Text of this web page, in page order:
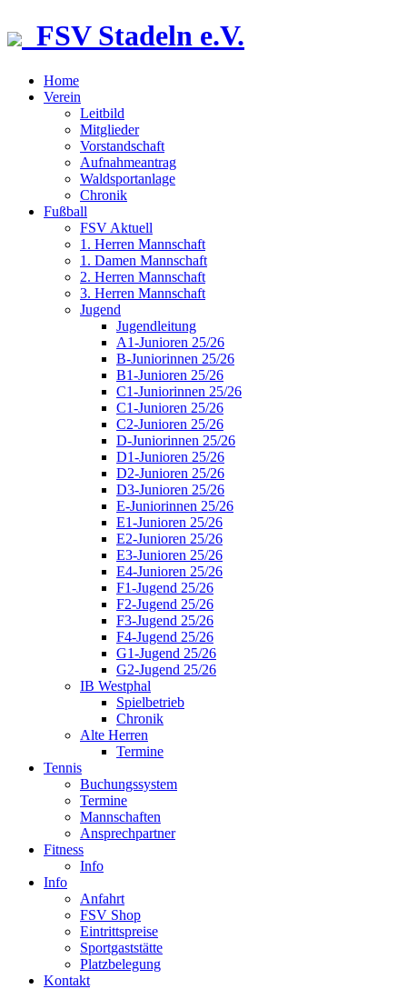
FSV Stadeln e.V.
Home
Verein
Leitbild
Mitglieder
Vorstandschaft
Aufnahmeantrag
Waldsportanlage
Chronik
Fußball
FSV Aktuell
1. Herren Mannschaft
1. Damen Mannschaft
2. Herren Mannschaft
3. Herren Mannschaft
Jugend
Jugendleitung
A1-Junioren 25/26
B-Juniorinnen 25/26
B1-Junioren 25/26
C1-Juniorinnen 25/26
C1-Junioren 25/26
C2-Junioren 25/26
D-Juniorinnen 25/26
D1-Junioren 25/26
D2-Junioren 25/26
D3-Junioren 25/26
E-Juniorinnen 25/26
E1-Junioren 25/26
E2-Junioren 25/26
E3-Junioren 25/26
E4-Junioren 25/26
F1-Jugend 25/26
F2-Jugend 25/26
F3-Jugend 25/26
F4-Jugend 25/26
G1-Jugend 25/26
G2-Jugend 25/26
IB Westphal
Spielbetrieb
Chronik
Alte Herren
Termine
Tennis
Buchungssystem
Termine
Mannschaften
Ansprechpartner
Fitness
Info
Info
Anfahrt
FSV Shop
Eintrittspreise
Sportgaststätte
Platzbelegung
Kontakt